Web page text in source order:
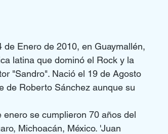
de Enero de 2010, en Guaymallén,
latina que dominó el Rock y la
"Sandro". Nació el 19 de Agosto
de Roberto Sánchez aunque su
enero se cumplieron 70 años del
Michoacán, México. 'Juan